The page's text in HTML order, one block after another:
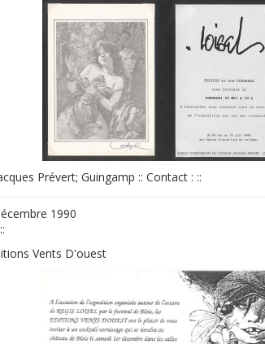
Prévert; Guingamp :: Contact : ::
1990
::
Vents D'ouest